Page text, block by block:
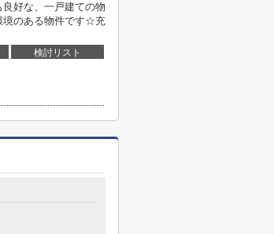
好な、一戸建ての物
境のある物件です☆充
検討リスト